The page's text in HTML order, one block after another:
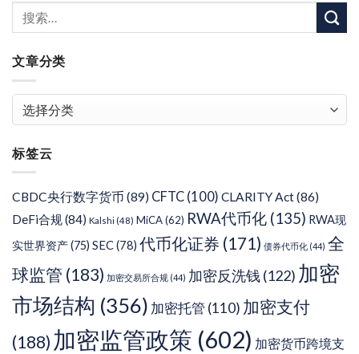
文章分类
类
标签云
CBDC央行数字货币 (89) CFTC (100) CLARITY Act(86)
DeFi合规(84) Kalshi (48) MiCA(62) RWA代币化 (135) RWA现
实世界资产(75) SEC(78) 代币化证券 (171) 债券代币化 (44) 全
球监管 (183) 加密交易所合规 (44) 加密反洗钱 (122) 加密
市场结构 (356) 加密托管 (110) 加密支付
(188) 加密监管政策 (602) 加密货币跨境支